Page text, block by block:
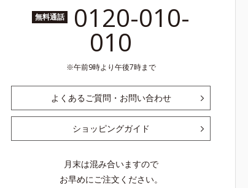
無料通話 0120-010-
010
午前9時より午後7時まで
よくあるご質問・お問い合わせ
ショッピングガイド
月末は混み合いますので
お早めにご注文ください。